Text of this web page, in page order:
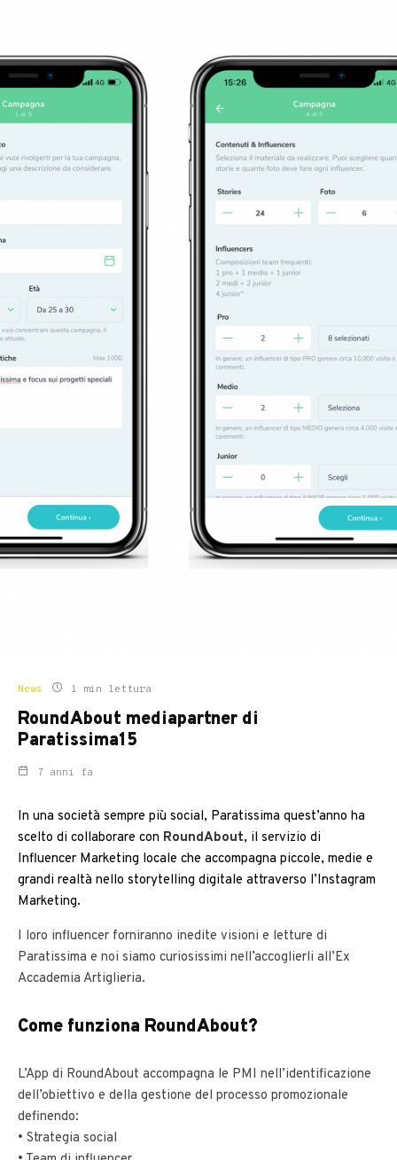
News 1 min lettura
RoundAbout mediapartner di
Paratissima15
7 anni fa
In una società sempre più social, Paratissima quest’anno ha
scelto di collaborare con RoundAbout, il servizio di
Influencer Marketing locale che accompagna piccole, medie e
grandi realtà nello storytelling digitale attraverso l’Instagram
Marketing.
I loro influencer forniranno inedite visioni e letture di
Paratissima e noi siamo curiosissimi nell’accoglierli all’Ex
Accademia Artiglieria.
Come funziona RoundAbout?
L’App di RoundAbout accompagna le PMI nell’identificazione
dell’obiettivo e della gestione del processo promozionale
definendo:
• Strategia social